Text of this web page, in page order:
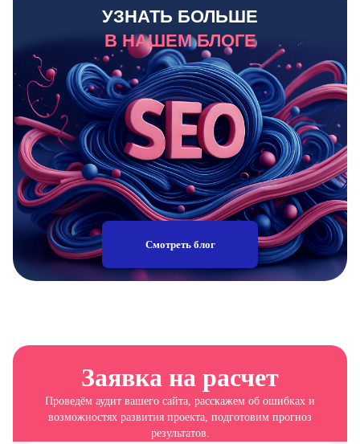
УЗНАТЬ БОЛЬШЕ
В НАШЕМ БЛОГЕ
Смотреть блог
Заявка на расчет
Проведём аудит вашего сайта, расскажем об ошибках и
возможностях развития проекта, подготовим прогноз
результатов.